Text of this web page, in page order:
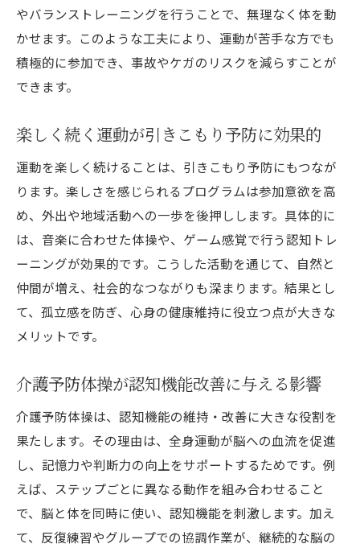
やバランストレーニングを行うことで、無理なく体を動
かせます。このような工夫により、運動が苦手な方でも
積極的に参加でき、事故やケガのリスクを減らすことが
できます。
楽しく続く運動が引きこもり予防に効果的
運動を楽しく続けることは、引きこもり予防にもつなが
ります。楽しさを感じられるプログラムは参加意欲を高
め、外出や地域活動への一歩を後押しします。具体的に
は、音楽に合わせた体操や、ゲーム感覚で行う認知トレ
ーニングが効果的です。こうした活動を通じて、自然と
仲間が増え、社会的なつながりも深まります。結果とし
て、孤立感を防ぎ、心身の健康維持に役立つ点が大きな
メリットです。
介護予防体操が認知機能改善に与える影響
介護予防体操は、認知機能の維持・改善に大きな役割を
果たします。その理由は、全身運動が脳への血流を促進
し、記憶力や判断力の向上をサポートするためです。例
えば、ステップごとに異なる動作を組み合わせること
で、脳と体を同時に使い、認知機能を刺激します。加え
て、反復練習やグループでの協調作業が、継続的な脳の